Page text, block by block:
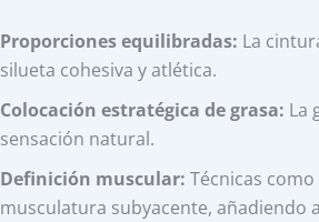
Proporciones equilibradas: La
silueta cohesiva y atlética.
Colocación estratégica de grasa: La
sensación natural.
Definición muscular: Técnicas como
musculatura subyacente, añadiendo